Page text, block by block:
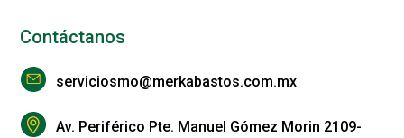
Contáctanos
serviciosmo@merkabastos.com.mx
Av. Periférico Pte. Manuel Gómez Morin 2109-